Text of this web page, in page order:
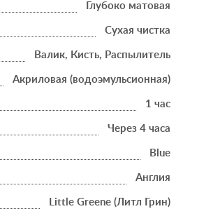
Глубоко матовая
Сухая чистка
Валик, Кисть, Распылитель
Акриловая (водоэмульсионная)
1 час
Через 4 часа
Blue
Англия
Little Greene (Литл Грин)